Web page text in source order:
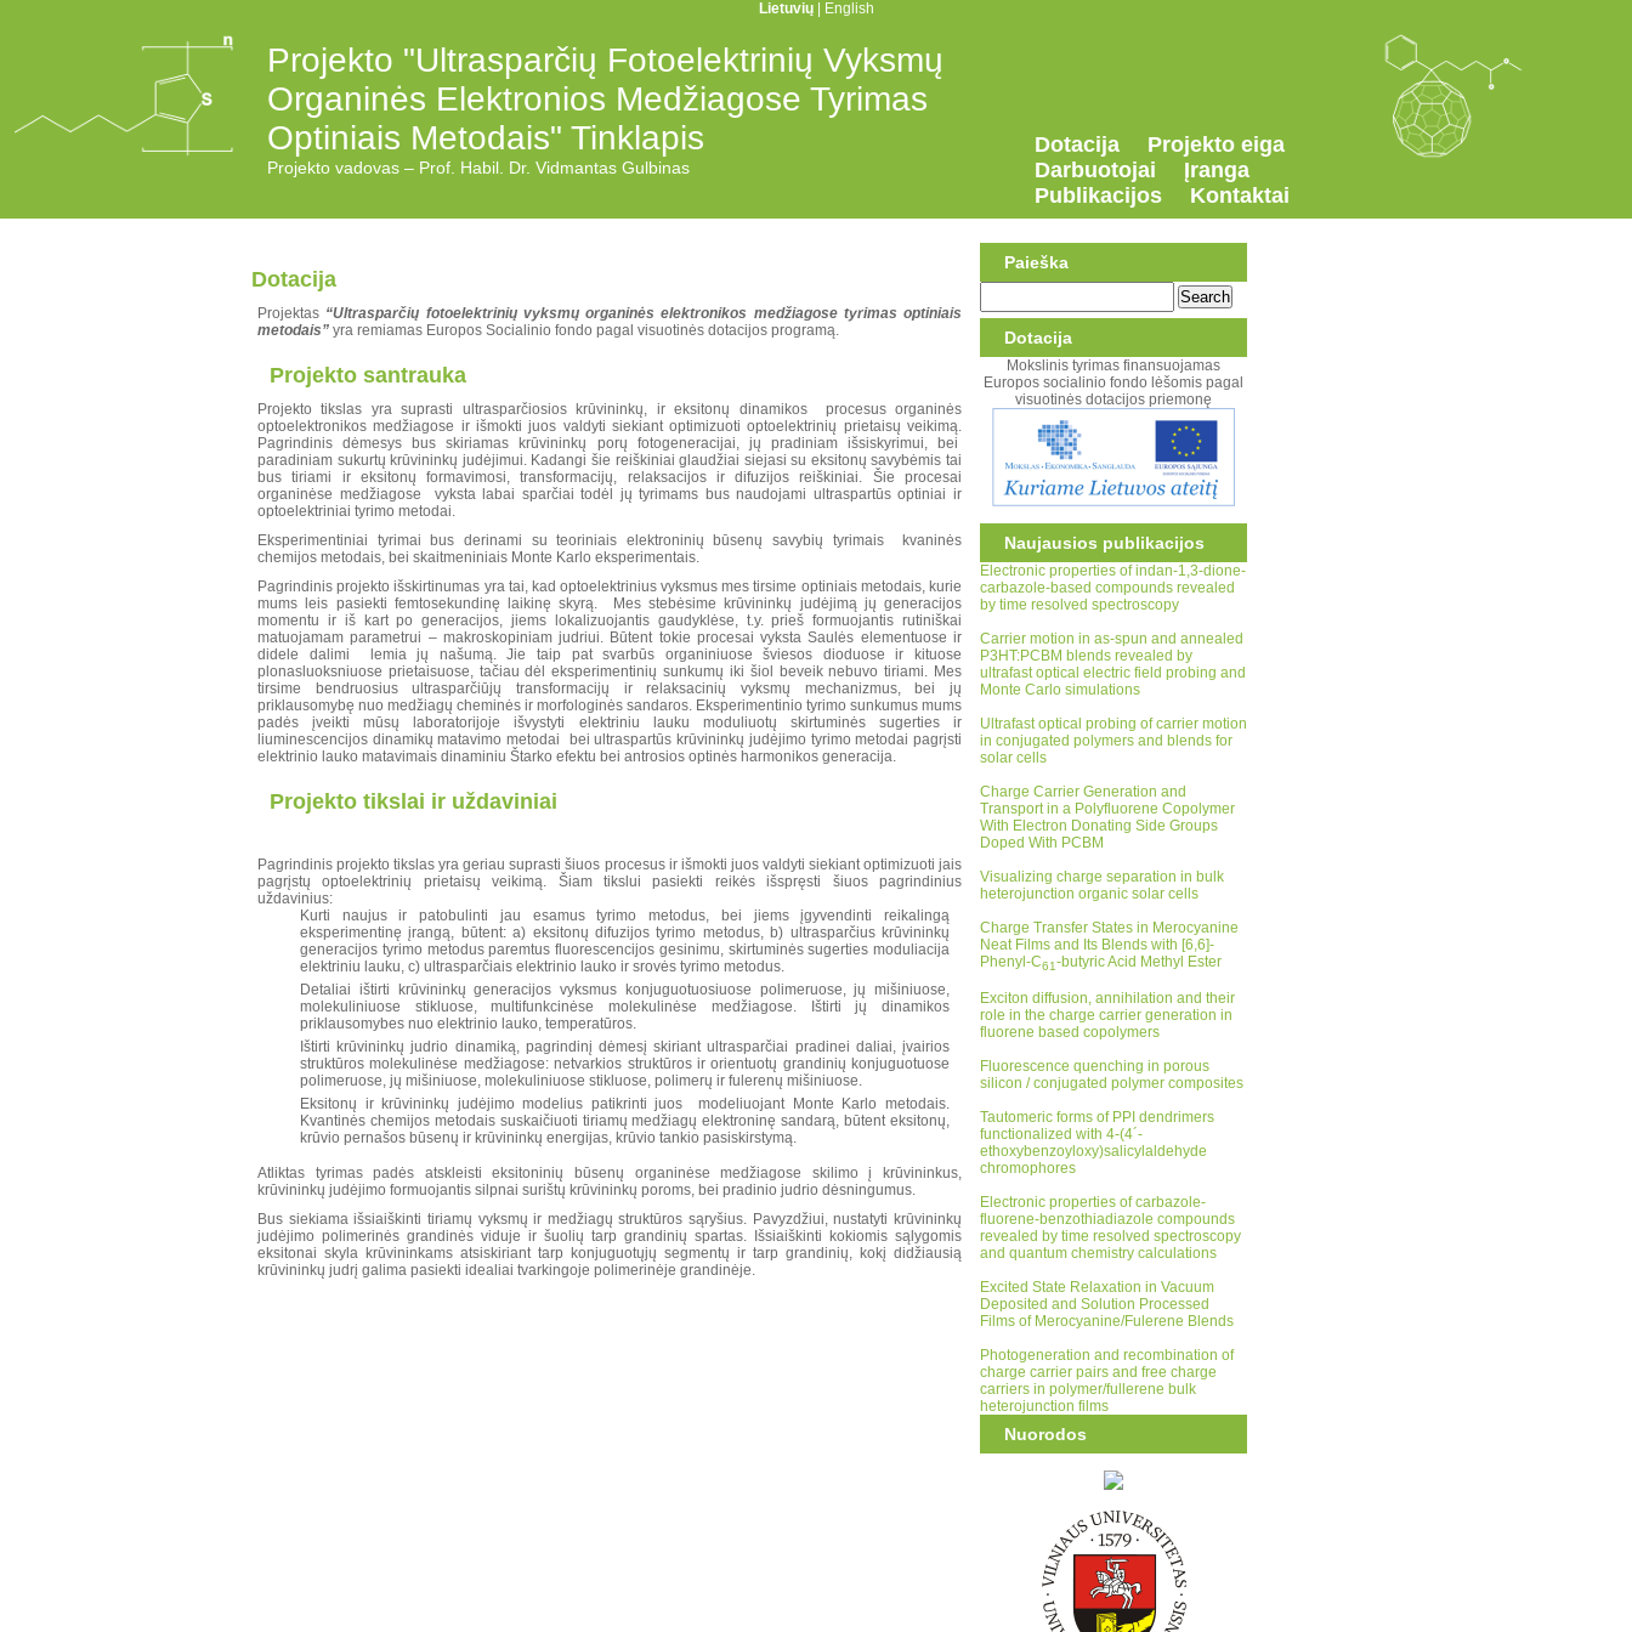
Lietuvių| English
Projekto "Ultrasparčių Fotoelektrinių Vyksmų
Organinės Elektronios Medžiagose Tyrimas
Optiniais Metodais" Tinklapis
Projekto vadovas – Prof. Habil. Dr. Vidmantas Gulbinas
Dotacija
Projekto eiga
Darbuotojai
Įranga
Publikacijos
Kontaktai
Dotacija
Projektas “Ultrasparčių fotoelektrinių vyksmų organinės elektronikos medžiagose tyrimas optiniais
metodais” yra remiamas Europos Socialinio fondo pagal visuotinės dotacijos programą.
Projekto santrauka
Projekto tikslas yra suprasti ultrasparčiosios krūvininkų, ir eksitonų dinamikos procesus organinės
optoelektronikos medžiagose ir išmokti juos valdyti siekiant optimizuoti optoelektrinių prietaisų veikimą.
Pagrindinis dėmesys bus skiriamas krūvininkų porų fotogeneracijai, jų pradiniam išsiskyrimui, bei
paradiniam sukurtų krūvininkų judėjimui. Kadangi šie reiškiniai glaudžiai siejasi su eksitonų savybėmis tai
bus tiriami ir eksitonų formavimosi, transformacijų, relaksacijos ir difuzijos reiškiniai. Šie procesai
organinėse medžiagose vyksta labai sparčiai todėl jų tyrimams bus naudojami ultraspartūs optiniai ir
optoelektriniai tyrimo metodai.
Eksperimentiniai tyrimai bus derinami su teoriniais elektroninių būsenų savybių tyrimais kvaninės
chemijos metodais, bei skaitmeniniais Monte Karlo eksperimentais.
Pagrindinis projekto išskirtinumas yra tai, kad optoelektrinius vyksmus mes tirsime optiniais metodais, kurie
mums leis pasiekti femtosekundinę laikinę skyrą. Mes stebėsime krūvininkų judėjimą jų generacijos
momentu ir iš kart po generacijos, jiems lokalizuojantis gaudyklėse, t.y. prieš formuojantis rutiniškai
matuojamam parametrui – makroskopiniam judriui. Būtent tokie procesai vyksta Saulės elementuose ir
didele dalimi lemia jų našumą. Jie taip pat svarbūs organiniuose šviesos dioduose ir kituose
plonasluoksniuose prietaisuose, tačiau dėl eksperimentinių sunkumų iki šiol beveik nebuvo tiriami. Mes
tirsime bendruosius ultrasparčiūjų transformacijų ir relaksacinių vyksmų mechanizmus, bei jų
priklausomybę nuo medžiagų cheminės ir morfologinės sandaros. Eksperimentinio tyrimo sunkumus mums
padės įveikti mūsų laboratorijoje išvystyti elektriniu lauku moduliuotų skirtuminės sugerties ir
liuminescencijos dinamikų matavimo metodai bei ultraspartūs krūvininkų judėjimo tyrimo metodai pagrįsti
elektrinio lauko matavimais dinaminiu Štarko efektu bei antrosios optinės harmonikos generacija.
Projekto tikslai ir uždaviniai
Pagrindinis projekto tikslas yra geriau suprasti šiuos procesus ir išmokti juos valdyti siekiant optimizuoti jais
pagrįstų optoelektrinių prietaisų veikimą. Šiam tikslui pasiekti reikės išspręsti šiuos pagrindinius
uždavinius:
Kurti naujus ir patobulinti jau esamus tyrimo metodus, bei jiems įgyvendinti reikalingą
eksperimentinę įrangą, būtent: a) eksitonų difuzijos tyrimo metodus, b) ultrasparčius krūvininkų
generacijos tyrimo metodus paremtus fluorescencijos gesinimu, skirtuminės sugerties moduliacija
elektriniu lauku, c) ultrasparčiais elektrinio lauko ir srovės tyrimo metodus.
Detaliai ištirti krūvininkų generacijos vyksmus konjuguotuosiuose polimeruose, jų mišiniuose,
molekuliniuose stikluose, multifunkcinėse molekulinėse medžiagose. Ištirti jų dinamikos
priklausomybes nuo elektrinio lauko, temperatūros.
Ištirti krūvininkų judrio dinamiką, pagrindinį dėmesį skiriant ultrasparčiai pradinei daliai, įvairios
struktūros molekulinėse medžiagose: netvarkios struktūros ir orientuotų grandinių konjuguotuose
polimeruose, jų mišiniuose, molekuliniuose stikluose, polimerų ir fulerenų mišiniuose.
Eksitonų ir krūvininkų judėjimo modelius patikrinti juos modeliuojant Monte Karlo metodais.
Kvantinės chemijos metodais suskaičiuoti tiriamų medžiagų elektroninę sandarą, būtent eksitonų,
krūvio pernašos būsenų ir krūvininkų energijas, krūvio tankio pasiskirstymą.
Atliktas tyrimas padės atskleisti eksitoninių būsenų organinėse medžiagose skilimo į krūvininkus,
krūvininkų judėjimo formuojantis silpnai surištų krūvininkų poroms, bei pradinio judrio dėsningumus.
Bus siekiama išsiaiškinti tiriamų vyksmų ir medžiagų struktūros sąryšius. Pavyzdžiui, nustatyti krūvininkų
judėjimo polimerinės grandinės viduje ir šuolių tarp grandinių spartas. Išsiaiškinti kokiomis sąlygomis
eksitonai skyla krūvininkams atsiskiriant tarp konjuguotųjų segmentų ir tarp grandinių, kokį didžiausią
krūvininkų judrį galima pasiekti idealiai tvarkingoje polimerinėje grandinėje.
Paieška
Dotacija
Mokslinis tyrimas finansuojamas
Europos socialinio fondo lėšomis pagal
visuotinės dotacijos priemonę
Naujausios publikacijos
Electronic properties of indan-1,3-dione-
carbazole-based compounds revealed
by time resolved spectroscopy
Carrier motion in as-spun and annealed
P3HT:PCBM blends revealed by
ultrafast optical electric field probing and
Monte Carlo simulations
Ultrafast optical probing of carrier motion
in conjugated polymers and blends for
solar cells
Charge Carrier Generation and
Transport in a Polyfluorene Copolymer
With Electron Donating Side Groups
Doped With PCBM
Visualizing charge separation in bulk
heterojunction organic solar cells
Charge Transfer States in Merocyanine
Neat Films and Its Blends with [6,6]-
Phenyl-C61-butyric Acid Methyl Ester
Exciton diffusion, annihilation and their
role in the charge carrier generation in
fluorene based copolymers
Fluorescence quenching in porous
silicon / conjugated polymer composites
Tautomeric forms of PPI dendrimers
functionalized with 4-(4´-
ethoxybenzoyloxy)salicylaldehyde
chromophores
Electronic properties of carbazole-
fluorene-benzothiadiazole compounds
revealed by time resolved spectroscopy
and quantum chemistry calculations
Excited State Relaxation in Vacuum
Deposited and Solution Processed
Films of Merocyanine/Fulerene Blends
Photogeneration and recombination of
charge carrier pairs and free charge
carriers in polymer/fullerene bulk
heterojunction films
Nuorodos